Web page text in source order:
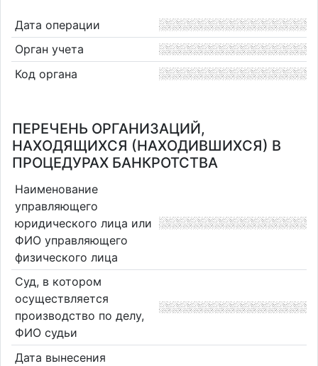
Дата операции
Орган учета
Код органа
ПЕРЕЧЕНЬ ОРГАНИЗАЦИЙ,
НАХОДЯЩИХСЯ (НАХОДИВШИХСЯ) В
ПРОЦЕДУРАХ БАНКРОТСТВА
Наименование
управляющего
юридического лица или
ФИО управляющего
физического лица
Суд, в котором
осуществляется
производство по делу,
ФИО судьи
Дата вынесения